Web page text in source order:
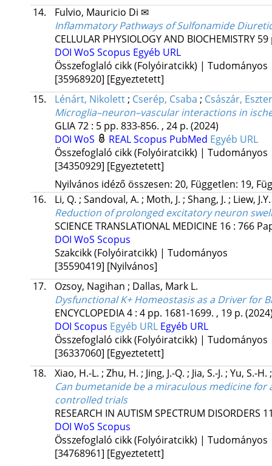
14.
Fulvio, Mauricio Di ✉
Inflammatory Pathways of Sulfonamide
CELLULAR PHYSIOLOGY AND BIOCHEMISTRY 59
DOI WoS Scopus Egyéb URL
Összefoglaló cikk (Folyóiratcikk) | Tudományos
[35968920] [Egyeztetett]
15.
Lénárt, Nikolett; Cserép, Csaba ; Császár, Eszter
Microglia–neuron–vascular interactions in
GLIA72: 5 pp. 833-856. , 24 p. (2024)
DOI WoS REALScopus PubMed Egyéb URL
Összefoglaló cikk (Folyóiratcikk) | Tudományos
[34350929] [Egyeztetett]
Nyilvános idéző összesen: 20, Független: 19,
16.
Li, Q. ; Sandoval, A. ; Moth, J. ; Shang, J. ; Liew,
Reduction of prolonged excitatory neuron
SCIENCE TRANSLATIONAL MEDICINE 16: 766
DOI WoS Scopus
Szakcikk (Folyóiratcikk) | Tudományos
[35590419] [Nyilvános]
17.
Ozsoy, Nagihan ; Dallas, Mark L.
Dysfunctional K+ Homeostasis as a Driver for
ENCYCLOPEDIA4: 4 pp. 1681-1699. , 19 p.
DOI Scopus Egyéb URL Egyéb URL
Összefoglaló cikk (Folyóiratcikk) | Tudományos
[36337060] [Egyeztetett]
18.
Xiao, H.-L. ; Zhu, H. ; Jing, J.-Q. ; Jia, S.-J. ; Yu, S.-H.
Can bumetanide be a miraculous medicine
controlled trials
RESEARCH IN AUTISM SPECTRUM DISORDERS
DOI WoS Scopus
Összefoglaló cikk (Folyóiratcikk) | Tudományos
[34768961] [Egyeztetett]